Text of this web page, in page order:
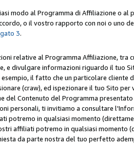
modo al Programma di Affiliazione o
o il vostro rapporto con noi o uno
3.
relative al Programma Affiliazione,
e divulgare informazioni riguardo il tuo
il fatto che un particolare
(craw), ed ispezionare il tuo Sito
del Contenuto del Programma
personali, ti invitiamo a consultare
potremo in qualsiasi momento
affiliati potremo in qualsiasi
da parte nostra del tuo perfetto